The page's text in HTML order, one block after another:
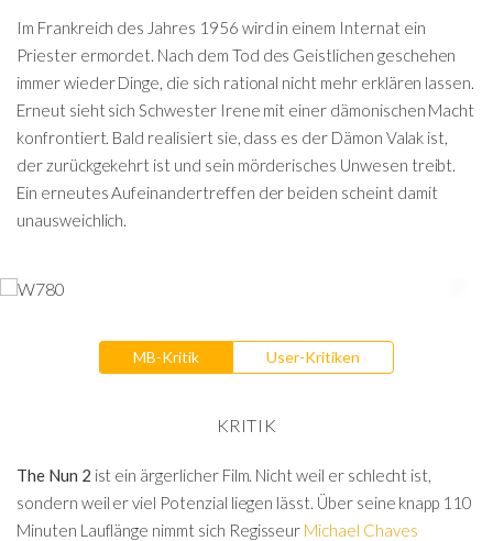
Im Frankreich des Jahres 1956 wird in einem Internat ein
Priester ermordet. Nach dem Tod des Geistlichen geschehen
immer wieder Dinge, die sich rational nicht mehr erklären lassen.
Erneut sieht sich Schwester Irene mit einer dämonischen Macht
konfrontiert. Bald realisiert sie, dass es der Dämon Valak ist,
der zurückgekehrt ist und sein mörderisches Unwesen treibt.
Ein erneutes Aufeinandertreffen der beiden scheint damit
unausweichlich.
MB-Kritik User-Kritiken
KRITIK
The Nun 2 ist ein ärgerlicher Film. Nicht weil er schlecht ist,
sondern weil er viel Potenzial liegen lässt. Über seine knapp 110
Minuten Lauflänge nimmt sich Regisseur Michael Chaves